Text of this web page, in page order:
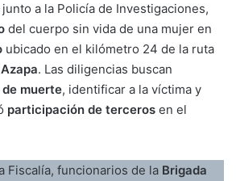
a la Policía de Investigaciones,
del cuerpo sin vida de una mujer en
ubicado en el kilómetro 24 de la ruta
. Las diligencias buscan
muerte, identificar a la víctima y
participación de terceros en el
Fiscalía, funcionarios de la Brigada